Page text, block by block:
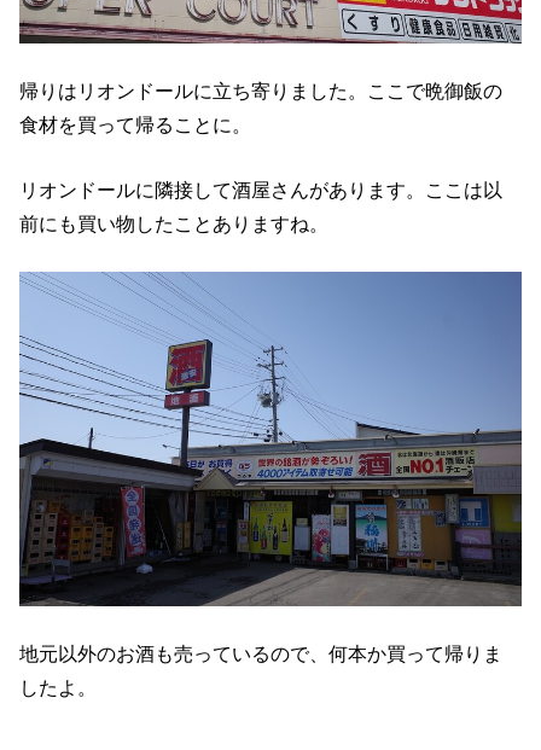
帰りはリオンドールに立ち寄りました。ここで晩御飯の
食材を買って帰ることに。
リオンドールに隣接して酒屋さんがあります。ここは以
前にも買い物したことありますね。
地元以外のお酒も売っているので、何本か買って帰りま
したよ。